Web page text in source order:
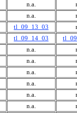
n.a.
n.a.
tl_09_13_03
tl_09_14_03
n.a.
n.a.
n.a.
n.a.
n.a.
n.a.